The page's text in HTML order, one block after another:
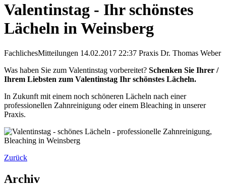
Valentinstag - Ihr schönstes
Lächeln in Weinsberg
FachlichesMitteilungen 14.02.2017 22:37 Praxis Dr. Thomas Weber
Was haben Sie zum Valentinstag vorbereitet? Schenken Sie Ihrer /
Ihrem Liebsten zum Valentinstag Ihr schönstes Lächeln.
In Zukunft mit einem noch schöneren Lächeln nach einer
professionellen Zahnreinigung oder einem Bleaching in unserer
Praxis.
Zurück
Archiv